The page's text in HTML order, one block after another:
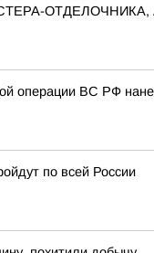
операции ВС РФ
по всей России